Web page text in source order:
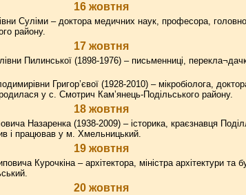
16 жовтня
Суліми – доктора медичних наук, професора,
району.
17 жовтня
Пилинської (1898-1976) – письменниці,
Григор’євої (1928-2010) – мікробіолога,
у с. Смотрич Кам’янець-Подільського району.
18 жовтня
Назаренка (1938-2009) – історика, краєзнавця
і працював у м. Хмельницький.
19 жовтня
Курочкіна – архітектора, міністра архітектури та
20 жовтня